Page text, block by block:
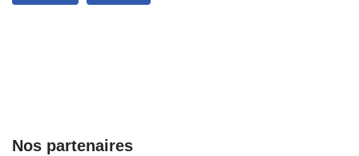
Nos partenaires